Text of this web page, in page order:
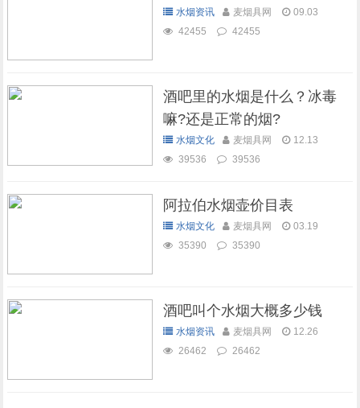
水烟资讯 麦烟具网
09.03
42455
42455
酒吧里的水烟是什么？冰毒
嘛?还是正常的烟?
水烟文化 麦烟具网
12.13
39536
39536
阿拉伯水烟壶价目表
水烟文化 麦烟具网
03.19
35390
35390
酒吧叫个水烟大概多少钱
水烟资讯 麦烟具网
12.26
26462
26462